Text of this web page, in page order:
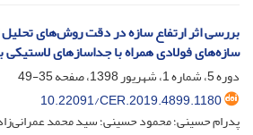
بررسی اثر ارتفاع سازه در دقت روش‌های
سازه‌های فولادی همراه با جداسازهای
دوره 5، شماره 1، شهریور 1398، صفحه
35-49
10.22091/CER.2019.4899.1180
پدرام حسینی؛ محمود حسینی؛ سید محمد